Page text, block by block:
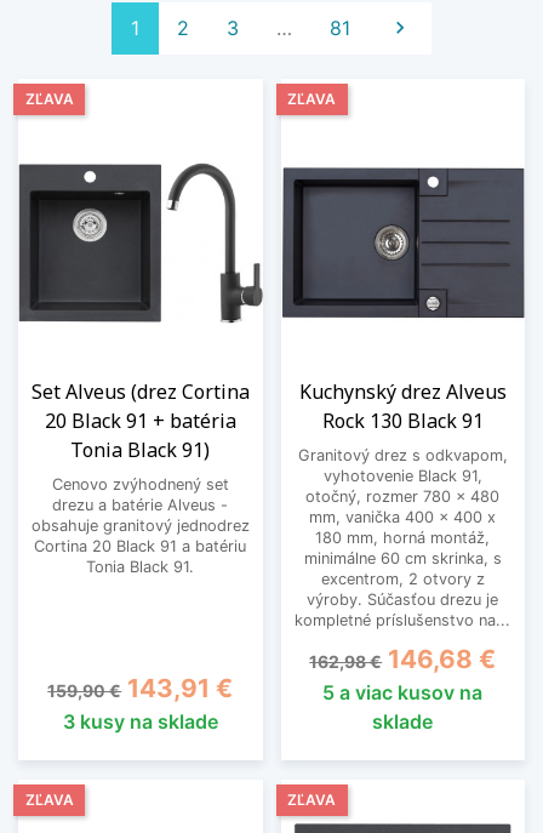
1 2 3 … 81 Ďalej

Set Alveus (drez Cortina
20 Black 91 + batéria
Tonia Black 91)
Cenovo zvýhodnený set
drezu a batérie Alveus -
obsahuje granitový jednodrez
Cortina 20 Black 91 a batériu
Tonia Black 91.
Základná cena
159,90 € Cena
143,91 €
3 kusy na sklade
ZĽAVA
Kuchynský drez Alveus
Rock 130 Black 91
Granitový drez s odkvapom,
vyhotovenie Black 91,
otočný, rozmer 780 x 480
mm, vanička 400 x 400 x
180 mm, horná montáž,
minimálne 60 cm skrinka, s
excentrom, 2 otvory z
výroby. Súčasťou drezu je
kompletné príslušenstvo na...
Základná cena
162,98 € Cena
146,68 €
5 a viac kusov na
sklade
ZĽAVA
ZĽAVA ZĽAVA